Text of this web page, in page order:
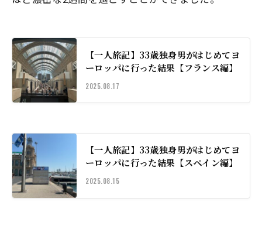
【一人旅記】33歳独身男がはじめてヨ
ーロッパに行った結果【フランス編】
2025.08.17
【一人旅記】33歳独身男がはじめてヨ
ーロッパに行った結果【スペイン編】
2025.08.15